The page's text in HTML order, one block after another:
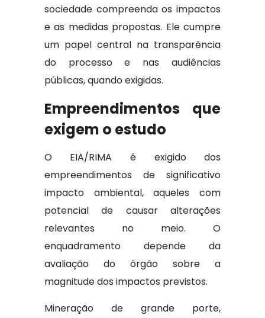
sociedade compreenda os impactos
e as medidas propostas. Ele cumpre
um papel central na transparência
do processo e nas audiências
públicas, quando exigidas.
Empreendimentos que
exigem o estudo
O EIA/RIMA é exigido dos
empreendimentos de significativo
impacto ambiental, aqueles com
potencial de causar alterações
relevantes no meio. O
enquadramento depende da
avaliação do órgão sobre a
magnitude dos impactos previstos.
Mineração de grande porte,